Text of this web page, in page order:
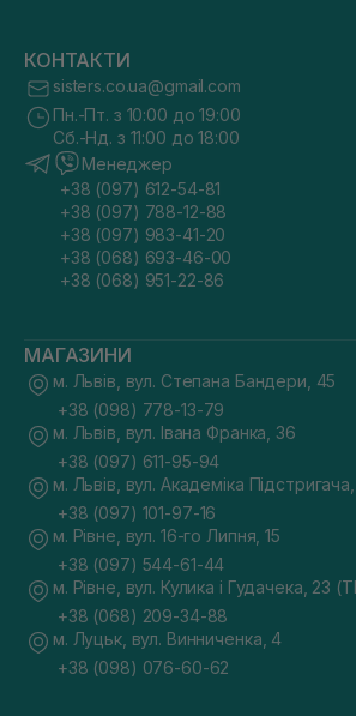
КОНТАКТИ
sisters.co.ua@gmail.com
Пн.-Пт. з 10:00 до 19:00
Сб.-Нд. з 11:00 до 18:00
Менеджер
+38 (097) 612-54-81
+38 (097) 788-12-88
+38 (097) 983-41-20
+38 (068) 693-46-00
+38 (068) 951-22-86
МАГАЗИНИ
м. Львів, вул. Степана Бандери, 45
+38 (098) 778-13-79
м. Львів, вул. Івана Франка, 36
+38 (097) 611-95-94
м. Львів, вул. Академіка
+38 (097) 101-97-16
м. Рівне, вул. 16-го Липня, 15
+38 (097) 544-61-44
м. Рівне, вул. Кулика і Гудачека, 23
+38 (068) 209-34-88
м. Луцьк, вул. Винниченка, 4
+38 (098) 076-60-62